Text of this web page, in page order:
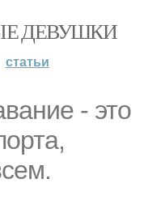
ДЕВУШКИ
статьи
- это